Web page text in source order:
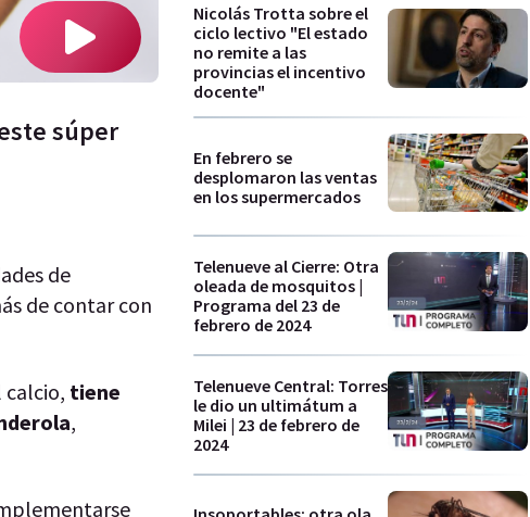
súper
de
de contar con
calcio, tiene
,
Nicolás Trotta sobre el
ciclo lectivo "El estado
no remite a las
provincias el incentivo
docente"
En febrero se
desplomaron las ventas
en los supermercados
Telenueve al Cierre: Otra
oleada de mosquitos |
Programa del 23 de
febrero de 2024
Telenueve Central: Torres
le dio un ultimátum a
Milei | 23 de febrero de
2024